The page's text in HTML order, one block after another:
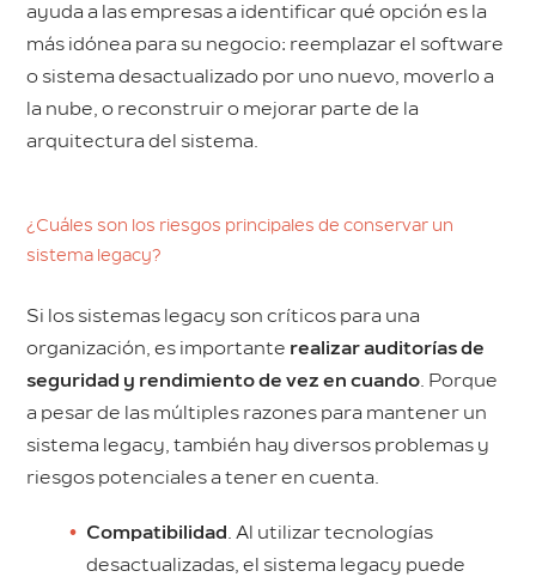
ayuda a las empresas a identificar qué opción es la
más idónea para su negocio: reemplazar el software
o sistema desactualizado por uno nuevo, moverlo a
la nube, o reconstruir o mejorar parte de la
arquitectura del sistema.
¿Cuáles son los riesgos principales de conservar un
sistema legacy?
Si los sistemas legacy son críticos para una
organización, es importante realizar auditorías de
seguridad y rendimiento de vez en cuando. Porque
a pesar de las múltiples razones para mantener un
sistema legacy, también hay diversos problemas y
riesgos potenciales a tener en cuenta.
Compatibilidad. Al utilizar tecnologías
desactualizadas, el sistema legacy puede